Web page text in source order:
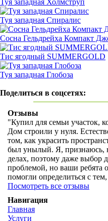
Туя западная Холмструп
Туя западная Спиралис
Сосна Гельдрейха Компакт
Тис ягодный SUMMERGOLD
Туя западная Глобоза
Поделиться в соцсетях:
Отзывы
"Купил для семьи участок,
Дом строили у нуля.
том, как украсить
был унылый. Я, признаюсь,
делах, поэтому даже выбор
проблемой, но ваши ребята
помогли определиться с
Посмотреть все отзывы
Навигация
Главная
Услуги